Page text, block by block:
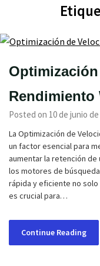
Rendimiento
Posted on 10 de junio de
La Optimización de
un factor esencial para
aumentar la retención
los motores de
rápida y eficiente no
es crucial para…
Continue Reading